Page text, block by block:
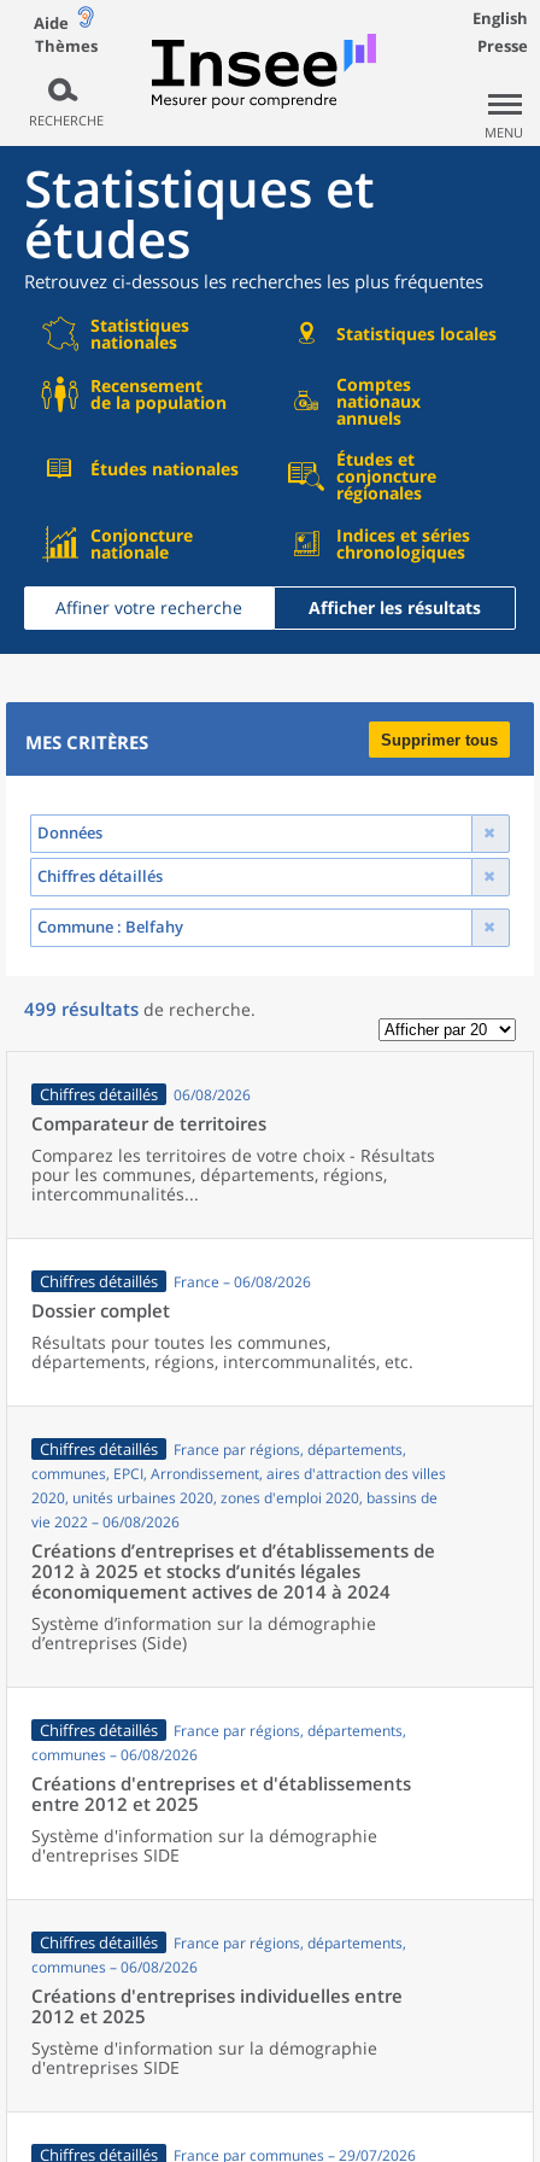
Aide
Thèmes
RECHERCHE
English
Presse
MENU
Statistiques et
études
Retrouvez ci-dessous les recherches les plus fréquentes
Statistiques
nationales Statistiques locales
Recensement
de la population
Comptes
nationaux
annuels
Études nationales Études et
conjoncture
régionales
Conjoncture
nationale
Indices et séries
chronologiques
Affiner votre recherche Afficher les résultats
MES CRITÈRES Supprimer tous
Données
Chiffres détaillés
Commune : Belfahy
499 résultats de recherche.
Chiffres détaillés 06/08/2026
Comparateur de territoires
Comparez les territoires de votre choix - Résultats
pour les communes, départements, régions,
intercommunalités...
Chiffres détaillés France – 06/08/2026
Dossier complet
Résultats pour toutes les communes,
départements, régions, intercommunalités, etc.
Chiffres détaillés
France par régions, départements,
communes, EPCI, Arrondissement, aires d'attraction des villes
2020, unités urbaines 2020, zones d'emploi 2020, bassins de
vie 2022 – 06/08/2026
Créations d’entreprises et d’établissements de
2012 à 2025 et stocks d’unités légales
économiquement actives de 2014 à 2024
Système d’information sur la démographie
d’entreprises (Side)
Chiffres détaillés
France par régions, départements,
communes – 06/08/2026
Créations d'entreprises et d'établissements
entre 2012 et 2025
Système d'information sur la démographie
d'entreprises SIDE
Chiffres détaillés
France par régions, départements,
communes – 06/08/2026
Créations d'entreprises individuelles entre
2012 et 2025
Système d'information sur la démographie
d'entreprises SIDE
Chiffres détaillés France par communes – 29/07/2026